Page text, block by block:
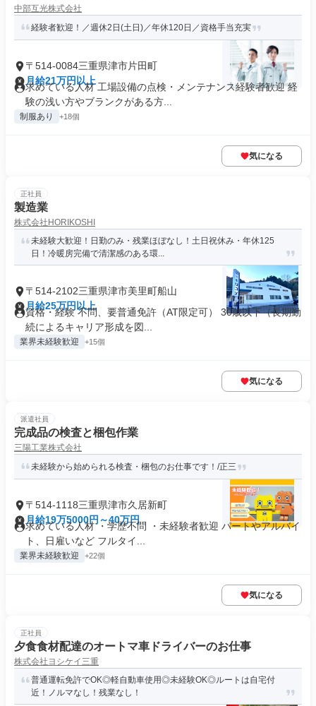
中部互光株式会社
経験者歓迎！／週休2日(土日)／年休120日／資格手当充実
〒514-0084三重県津市片田町
月給21万円以上
求めている人材 工場設備の点検・メンテナンス経験者歓迎 経
験の浅い方やブランクがある方...
制服あり +18個
気になる
正社員
製造業
株式会社HORIKOSHI
未経験大歓迎！日勤のみ・残業ほぼなし！土日祝休み・年休125
日！冷暖房完備で清潔感のある環...
〒514-2102三重県津市美里町船山
月給25万円以上
資格・経験 不問、要普通免許（AT限定可） 30歳以下（長期勤
続によるキャリア形成を図...
業界未経験歓迎 +15個
気になる
派遣社員
完成品の検査と梱包作業
三陽工業株式会社
未経験から始められる検査・梱包のお仕事です！/正三
〒514-1118三重県津市久居新町
月給19万5000円～40万円
求めている人材 ・学歴不問 ・未経験者歓迎 パートやアルバイ
ト、日雇いなど フルタイ...
業界未経験歓迎 +22個
気になる
正社員
夕食食材配達のオートマ車ドライバーのお仕事
株式会社ヨシケイ三重
普通運転免許でOK◎軽自動車使用◎未経験OK◎ルートは自宅付
近！ノルマなし！残業なし！